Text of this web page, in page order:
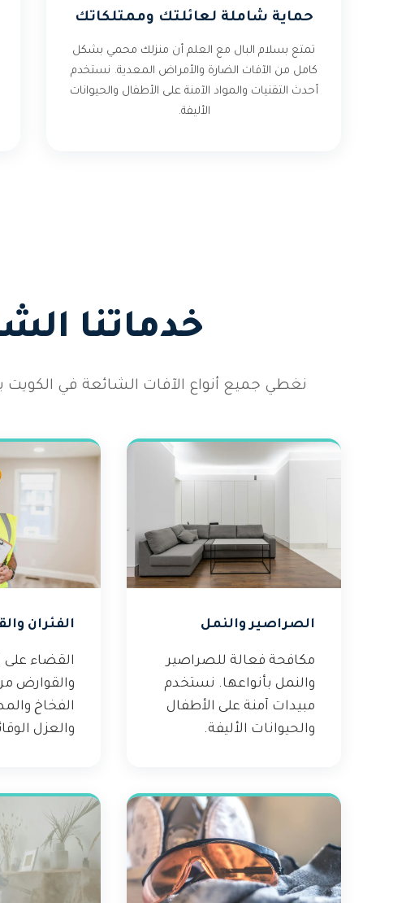
حماية شاملة لعائلتك وممتلكاتك
تمتع بسلام البال مع العلم أن منزلك محمي بشكل
كامل من الآفات الضارة والأمراض المعدية. نستخدم
أحدث التقنيات والمواد الآمنة على الأطفال والحيوانات
الأليفة.
خدماتنا
نغطي جميع أنواع الآفات الشائعة في
الصراصير والنمل
مكافحة فعالة للصراصير
والنمل بأنواعها. نستخدم
مبيدات آمنة على الأطفال
والحيوانات الأليفة.
الفئران
القضاء على
والقوارض
الفخاخ
والعزل